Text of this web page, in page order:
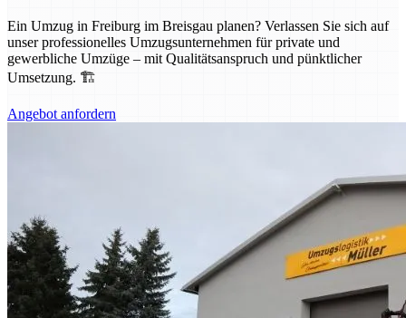
Ein Umzug in Freiburg im Breisgau planen? Verlassen Sie sich auf
unser professionelles Umzugsunternehmen für private und
gewerbliche Umzüge – mit Qualitätsanspruch und pünktlicher
Umsetzung. 🏗️
Angebot anfordern